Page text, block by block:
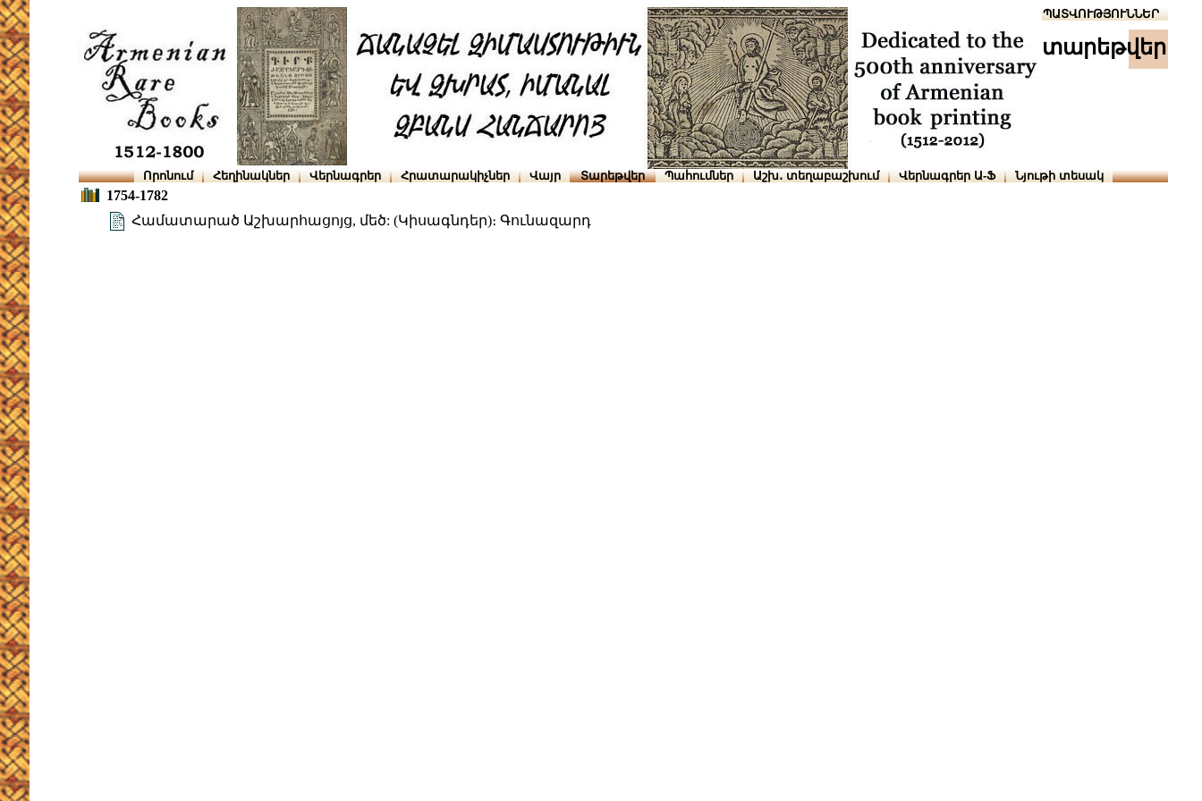
ՆԱԽԱՊԱՏՎՈՒԹՅՈՒՆՆԵՐ
տարեթվեր
Որոնում Հեղինակներ Վերնագրեր Հրատարակիչներ Վայր Տարեթվեր Պահումներ Աշխ․ տեղաբաշխում Վերնագրեր Ա-Ֆ Նյութի տեսակ
1754-1782
Համատարած Աշխարհացոյց, մեծ: (Կիսագնդեր)։ Գունազարդ